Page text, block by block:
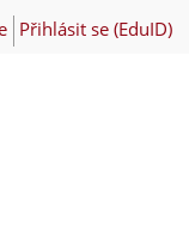
Přihlásit se (EduID)